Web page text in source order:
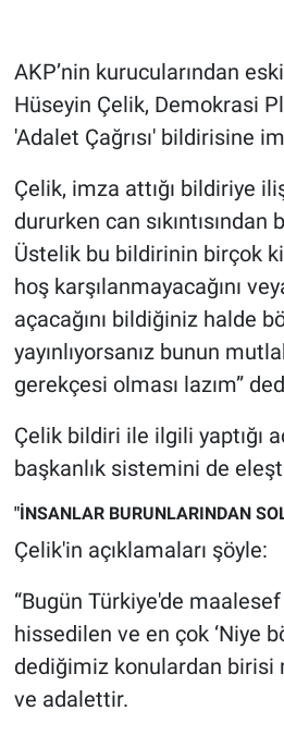
AKP’nin kurucularından
Hüseyin Çelik, Demokrasi
'Adalet Çağrısı' bildirisine
Çelik, imza attığı bildiriye
dururken can sıkıntısından
Üstelik bu bildirinin birçok
hoş karşılanmayacağını
açacağını bildiğiniz halde
yayınlıyorsanız bunun
gerekçesi olması lazım”
Çelik bildiri ile ilgili yaptığı
başkanlık sistemini de
"İNSANLAR BURUNLARINDAN
Çelik'in açıklamaları şöyle:
“Bugün Türkiye'de
hissedilen ve en çok ‘Niye
dediğimiz konulardan birisi
ve adalettir.
Haber
İlan
Kimdir
Koronavirüs
Kültür Sanat
Ne demişti
Popüler
Spor
Teknoloji